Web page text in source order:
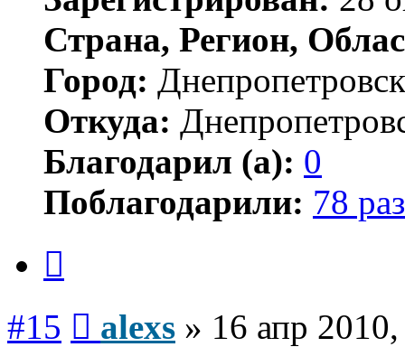
Страна, Регион,
Город: Днепропетровск
Откуда:
Благодарил (а): 0
Поблагодарили: 78 раз
#15 alexs » 16 апр